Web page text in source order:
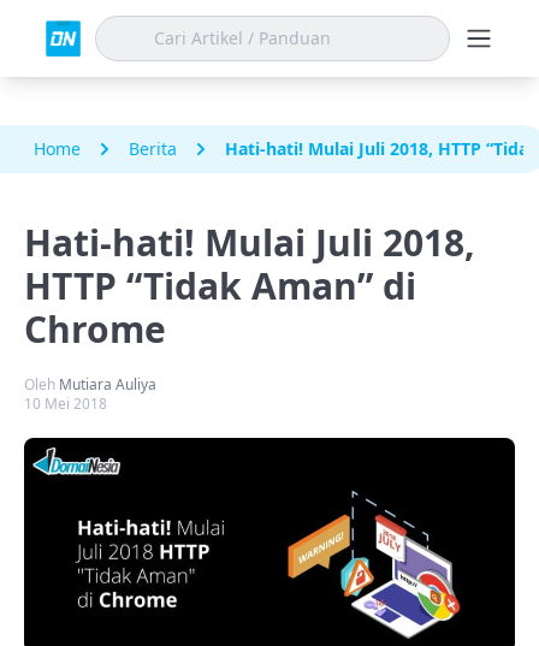
Home Berita Hati-hati! Mulai Juli 2018, HTTP
Hati-hati! Mulai Juli 2018,
HTTP “Tidak Aman” di
Chrome
Oleh Mutiara Auliya
10 Mei 2018